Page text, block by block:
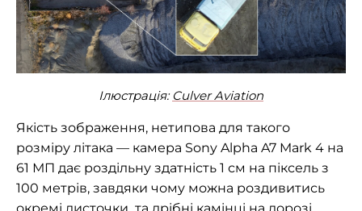
Ілюстрація: Culver Aviation
Якість зображення, нетипова для такого
розміру літака — камера Sony Alpha A7 Mark 4 на
61 МП дає роздільну здатність 1 см на піксель з
100 метрів, завдяки чому можна роздивитись